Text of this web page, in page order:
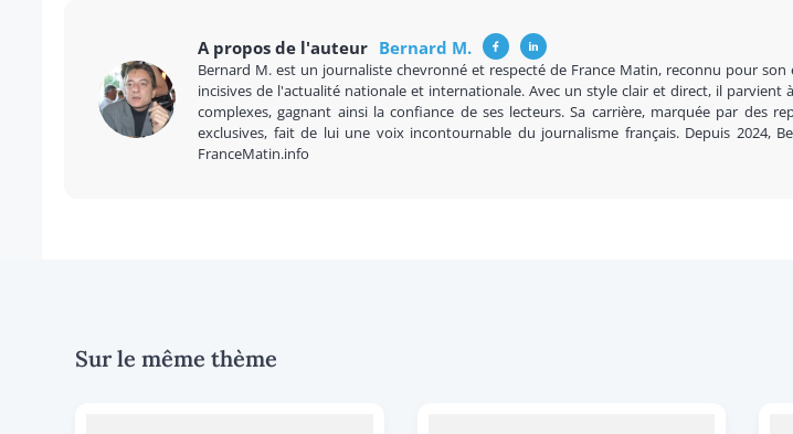
A propos de l'auteur Bernard M.
Bernard M. est un journaliste chevronné et respecté de France Matin, reconnu pour
incisives de l'actualité nationale et internationale. Avec un style clair et direct, il parvient
complexes, gagnant ainsi la confiance de ses lecteurs. Sa carrière, marquée par des
exclusives, fait de lui une voix incontournable du journalisme français. Depuis 2024,
FranceMatin.info
Sur le même thème